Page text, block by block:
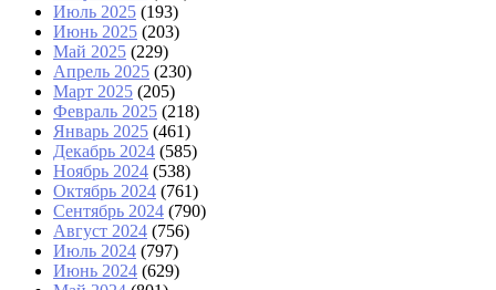
Июль 2025 (193)
Июнь 2025 (203)
Май 2025 (229)
Апрель 2025 (230)
Март 2025 (205)
Февраль 2025 (218)
Январь 2025 (461)
Декабрь 2024 (585)
Ноябрь 2024 (538)
Октябрь 2024 (761)
Сентябрь 2024 (790)
Август 2024 (756)
Июль 2024 (797)
Июнь 2024 (629)